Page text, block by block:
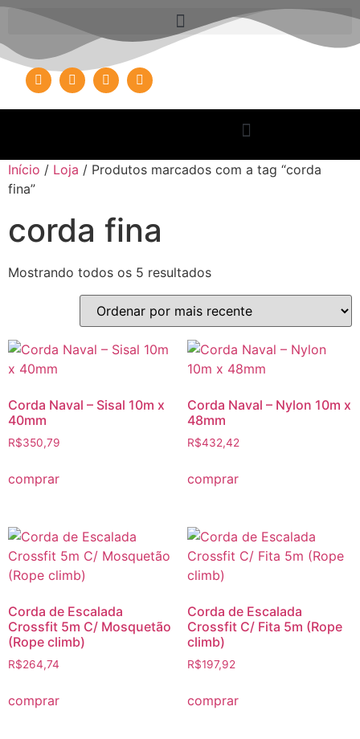
Início / Loja / Produtos marcados com a tag “corda
fina”
corda fina
Mostrando todos os 5 resultados
Corda Naval – Sisal 10m x
40mm
R$350,79
comprar
Corda Naval – Nylon 10m x
48mm
R$432,42
comprar
Corda de Escalada
Crossfit 5m C/ Mosquetão
(Rope climb)
R$264,74
comprar
Corda de Escalada
Crossfit C/ Fita 5m (Rope
climb)
R$197,92
comprar